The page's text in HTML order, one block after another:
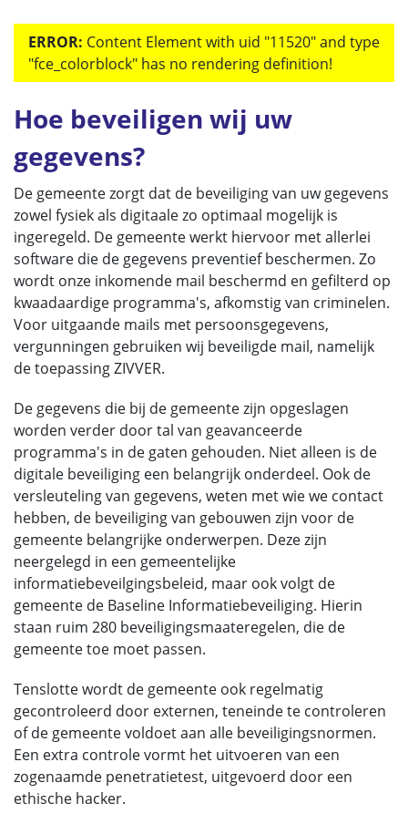
ERROR: Content Element with uid "11520" and type
"fce_colorblock" has no rendering definition!
Hoe beveiligen wij uw
gegevens?
De gemeente zorgt dat de beveiliging van uw gegevens
zowel fysiek als digitaale zo optimaal mogelijk is
ingeregeld. De gemeente werkt hiervoor met allerlei
software die de gegevens preventief beschermen. Zo
wordt onze inkomende mail beschermd en gefilterd op
kwaadaardige programma's, afkomstig van criminelen.
Voor uitgaande mails met persoonsgegevens,
vergunningen gebruiken wij beveiligde mail, namelijk
de toepassing ZIVVER.
De gegevens die bij de gemeente zijn opgeslagen
worden verder door tal van geavanceerde
programma's in de gaten gehouden. Niet alleen is de
digitale beveiliging een belangrijk onderdeel. Ook de
versleuteling van gegevens, weten met wie we contact
hebben, de beveiliging van gebouwen zijn voor de
gemeente belangrijke onderwerpen. Deze zijn
neergelegd in een gemeentelijke
informatiebeveilgingsbeleid, maar ook volgt de
gemeente de Baseline Informatiebeveiliging. Hierin
staan ruim 280 beveiligingsmaateregelen, die de
gemeente toe moet passen.
Tenslotte wordt de gemeente ook regelmatig
gecontroleerd door externen, teneinde te controleren
of de gemeente voldoet aan alle beveiligingsnormen.
Een extra controle vormt het uitvoeren van een
zogenaamde penetratietest, uitgevoerd door een
ethische hacker.